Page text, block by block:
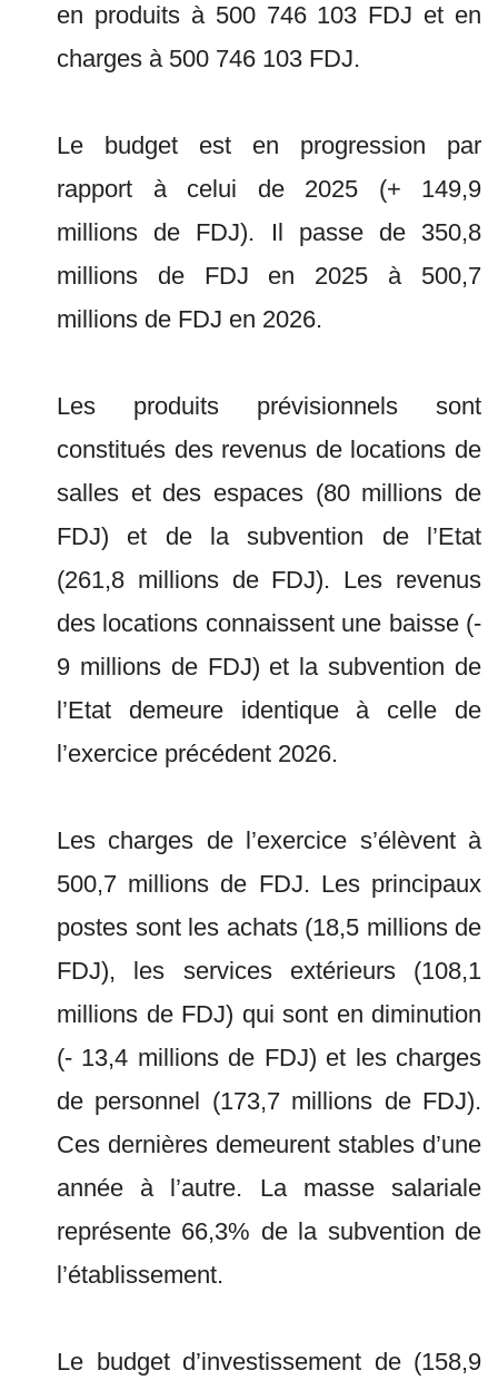
en produits à 500 746 103 FDJ et en
charges à 500 746 103 FDJ.
Le budget est en progression par
rapport à celui de 2025 (+ 149,9
millions de FDJ). Il passe de 350,8
millions de FDJ en 2025 à 500,7
millions de FDJ en 2026.
Les produits prévisionnels sont
constitués des revenus de locations de
salles et des espaces (80 millions de
FDJ) et de la subvention de l’Etat
(261,8 millions de FDJ). Les revenus
des locations connaissent une baisse (-
9 millions de FDJ) et la subvention de
l’Etat demeure identique à celle de
l’exercice précédent 2026.
Les charges de l’exercice s’élèvent à
500,7 millions de FDJ. Les principaux
postes sont les achats (18,5 millions de
FDJ), les services extérieurs (108,1
millions de FDJ) qui sont en diminution
(- 13,4 millions de FDJ) et les charges
de personnel (173,7 millions de FDJ).
Ces dernières demeurent stables d’une
année à l’autre. La masse salariale
représente 66,3% de la subvention de
l’établissement.
Le budget d’investissement de (158,9